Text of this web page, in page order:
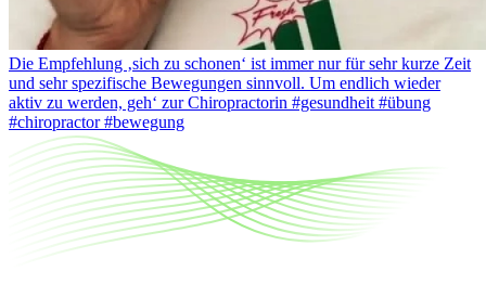
Die Empfehlung ‚sich zu schonen‘ ist immer nur für sehr kurze Zeit
und sehr spezifische Bewegungen sinnvoll. Um endlich wieder
aktiv zu werden, geh‘ zur Chiropractorin #gesundheit #übung
#chiropractor #bewegung